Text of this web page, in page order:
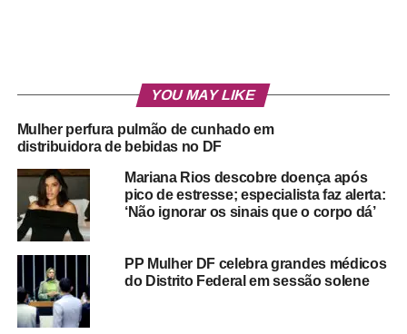
YOU MAY LIKE
Mulher perfura pulmão de cunhado em
distribuidora de bebidas no DF
Mariana Rios descobre doença após
pico de estresse; especialista faz alerta:
‘Não ignorar os sinais que o corpo dá’
PP Mulher DF celebra grandes médicos
do Distrito Federal em sessão solene